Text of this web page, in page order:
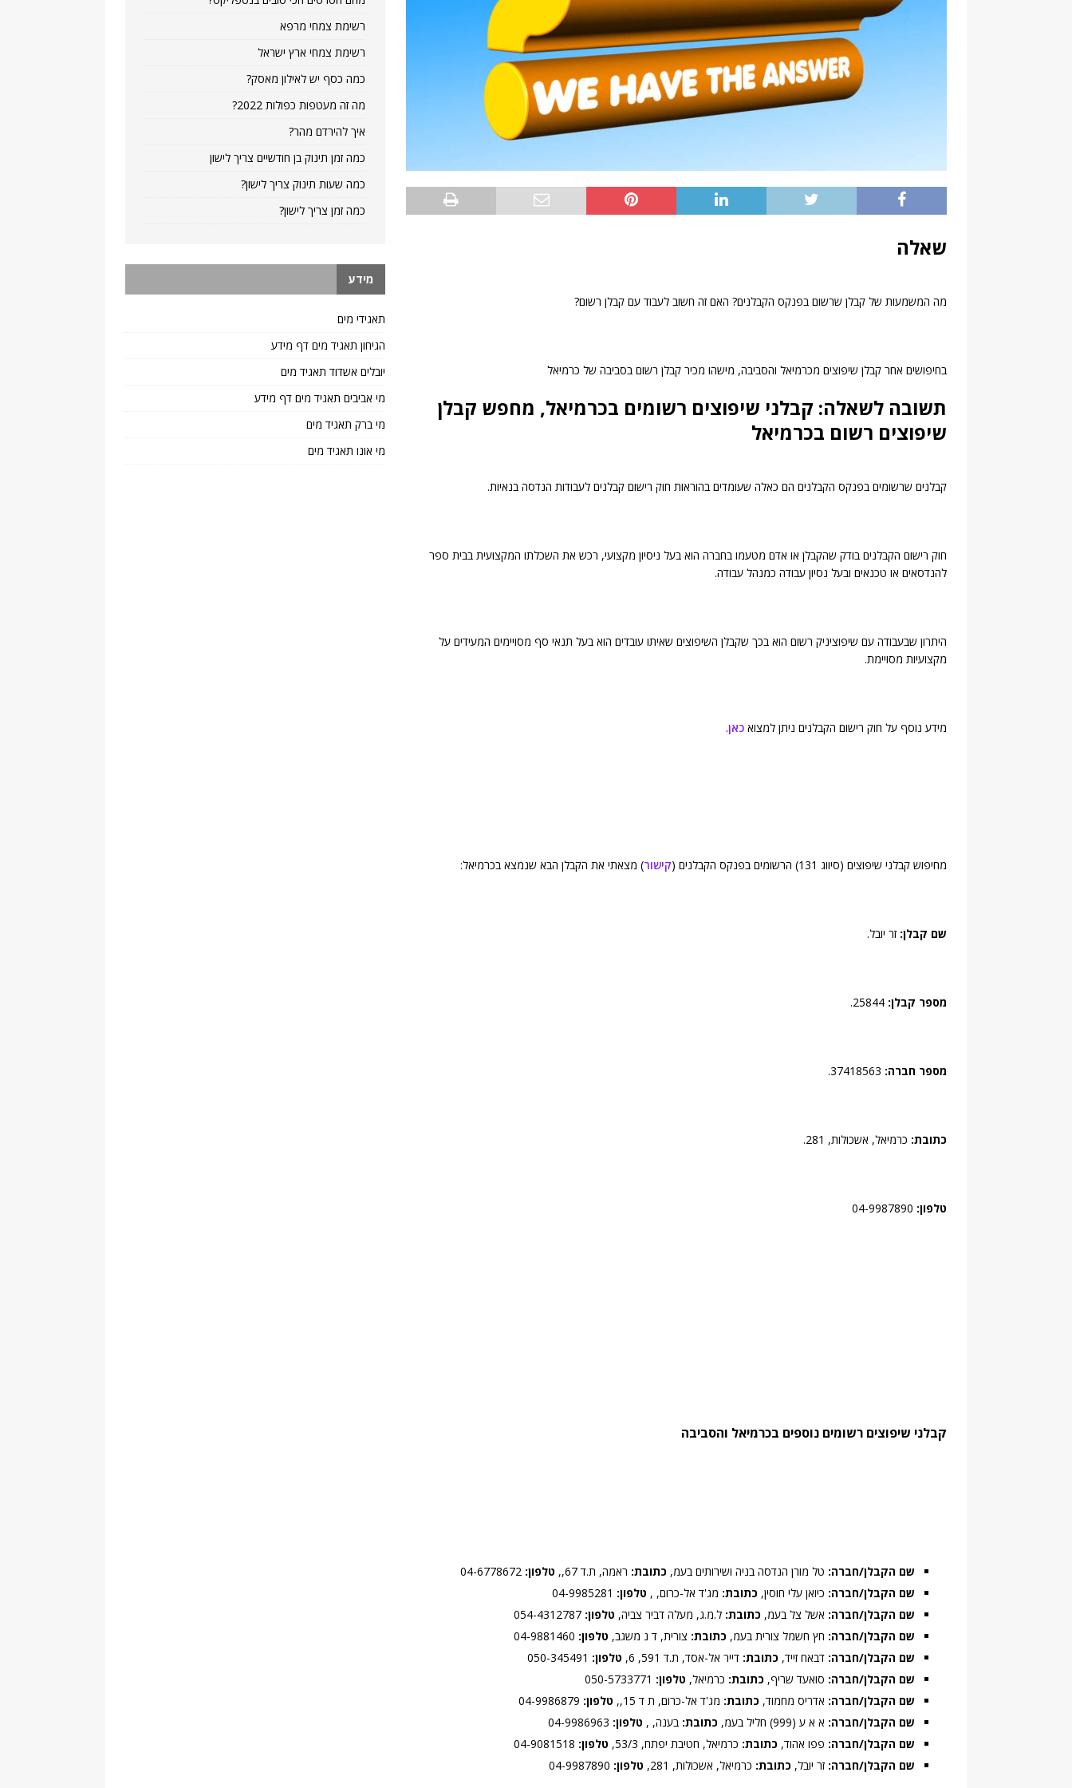
שאלה
מה המשמעות של קבלן שרשום בפנקס הקבלנים? האם זה חשוב לעבוד עם קבלן רשום?
בחיפושים אחר קבלן שיפוצים מכרמיאל והסביבה, מישהו מכיר קבלן רשום בסביבה של כרמיאל
תשובה לשאלה: קבלני שיפוצים רשומים בכרמיאל, מחפש קבלן
שיפוצים רשום בכרמיאל
קבלנים שרשומים בפנקס הקבלנים הם כאלה שעומדים בהוראות חוק רישום קבלנים לעבודות הנדסה בנאיות.
חוק רישום הקבלנים בודק שהקבלן או אדם מטעמו בחברה הוא בעל ניסיון מקצועי, רכש את השכלתו המקצועית בבית ספר
להנדסאים או טכנאים ובעל נסיון עבודה כמנהל עבודה.
היתרון שבעבודה עם שיפוציניק רשום הוא בכך שקבלן השיפוצים שאיתו עובדים הוא בעל תנאי סף מסויימים המעידים על
מקצועיות מסויימת.
מידע נוסף על חוק רישום הקבלנים ניתן למצוא כאן.
מחיפוש קבלני שיפוצים (סיווג 131) הרשומים בפנקס הקבלנים ( קישור) מצאתי את הקבלן הבא שנמצא בכרמיאל:
שם קבלן: זר יובל.
מספר קבלן:
מספר חברה:
כתובת: כרמיאל, אשכולות, 281.
טלפון:
קבלני שיפוצים רשומים נוספים בכרמיאל והסביבה
שם הקבלן/חברה: טל מורן הנדסה בניה ושירותים בעמ, כתובת: ראמה, ת.ד 67,, טלפון:
שם הקבלן/חברה: כיואן עלי חוסין, כתובת: מג'ד אל-כרום, , טלפון:
שם הקבלן/חברה: אשל צל בעמ, כתובת: ל.מ.ג, מעלה דביר צביה, טלפון:
שם הקבלן/חברה: חץ חשמל צורית בעמ, כתובת: צורית, ד נ משגב, טלפון:
שם הקבלן/חברה: דבאח זייד, כתובת: דייר אל-אסד, ת.ד 591, 6, טלפון:
שם הקבלן/חברה: סואעד שריף, כתובת: כרמיאל, טלפון:
שם הקבלן/חברה: אדריס מחמוד, כתובת: מג'ד אל-כרום, ת ד 15,, טלפון:
שם הקבלן/חברה: א א ע (999) חליל בעמ, כתובת: בענה, , טלפון:
שם הקבלן/חברה: פפו אהוד, כתובת: כרמיאל, חטיבת יפתח, 53/3, טלפון:
שם הקבלן/חברה: זר יובל, כתובת: כרמיאל, אשכולות, 281, טלפון:
רשימת צמחי מרפא
רשימת צמחי ארץ ישראל
כמה כסף יש לאילון מאסק?
מה זה מעטפות כפולות 2022?
איך להירדם מהר?
כמה זמן תינוק בן חודשיים צריך לישון
כמה שעות תינוק צריך לישון?
כמה זמן צריך לישון?
מידע
תאגידי מים
הגיחון תאגיד מים דף מידע
יובלים אשדוד תאגיד מים
מי אביבים תאגיד מים דף מידע
מי ברק תאגיד מים
מי אונו תאגיד מים